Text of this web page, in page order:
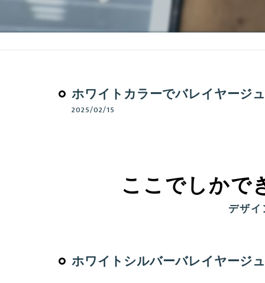
ホワイトカラーでバレイヤージ
2025/02/15
デザ
ここでしかで
ホワイトシルバーバレイヤージュ